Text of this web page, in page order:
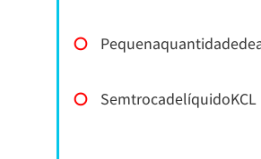
〇
〇 SemtrocadelíquidoKCL